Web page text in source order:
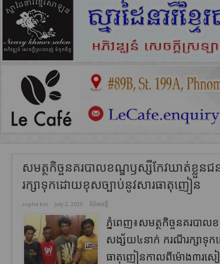
សមត្ថកិច្ចនគរបាលខណ្ឌឫស្សីកែវឃាត់ខ្លួ
រក្សាទុកដោយខុសច្បាប់នូវសារធាតុញៀន
sopha kol July 2, 2020 ព័ត៌មានថ្មី
ភ្នំពេញ៖សមត្ថកិច្ចនគរបាល
សង្ស័យ៤នាក់ ករណីរក្សាទុក
ធាតុញៀនកាលពីម៉ោង៣រសៀល